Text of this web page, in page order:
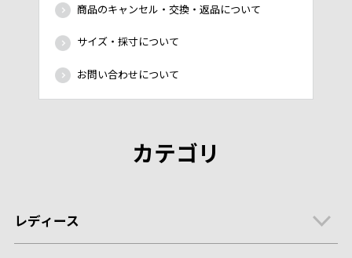
商品のキャンセル・交換・返品について
サイズ・採寸について
お問い合わせについて
カテゴリ
レディース